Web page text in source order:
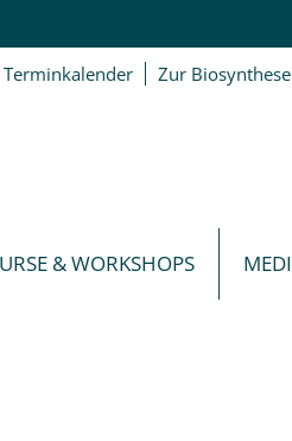
Terminkalender Zur Biosynthese
& WORKSHOPS